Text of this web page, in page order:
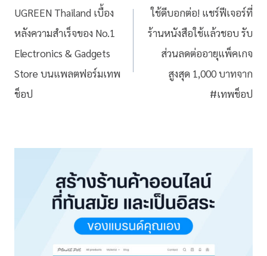
UGREEN Thailand เบื้อง
หลังความสำเร็จของ No.1
Electronics & Gadgets
Store บนแพลตฟอร์มเทพ
ช็อป
ใช้ดีบอกต่อ! แชร์ฟีเจอร์ที่
ร้านหนังสือใช้แล้วชอบ รับ
ส่วนลดต่ออายุแพ็คเกจ
สูงสุด 1,000 บาทจาก
#เทพช็อป